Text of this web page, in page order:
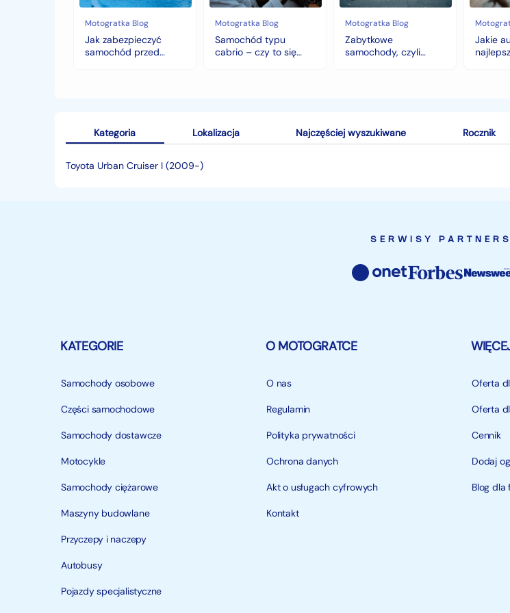
deszczem?
Motogratka Blog
Jak zabezpieczyć
samochód przed
opłaca
w
polskim
klimacie?
Motogratka Blog
Samochód typu
cabrio – czy to się
Motogratka Blog
Zabytkowe
samochody, czyli
top
5
modeli
na
pierwszy
Jakie
Kategoria
Toyota Urban Cruiser I (2009-)
Lokalizacja Najczęściej wyszukiwane Rocznik
SERWISY
KATEGORIE
Samochody osobowe
Części samochodowe
Samochody dostawcze
Motocykle
Samochody ciężarowe
Maszyny budowlane
Przyczepy i naczepy
Autobusy
Pojazdy specjalistyczne
O MOTOGRATCE
O nas
Regulamin
Polityka prywatności
Ochrona danych
Akt o usługach cyfrowych
Kontakt
Oferta
Oferta
Cennik
Dodaj
Blog dla